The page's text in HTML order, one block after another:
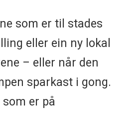
som er til stades
eller ein ny lokal
– eller når den
sparkast i gong.
er på